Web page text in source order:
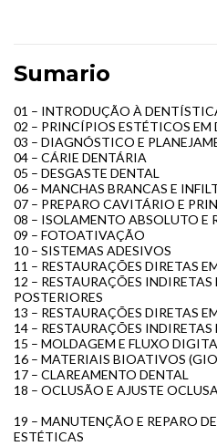
Sumario
01 – INTRODUÇÃO À
02 – PRINCÍPIOS ESTÉTICOS
03 – DIAGNÓSTICO E
04 – CÁRIE DENTÁRIA
05 – DESGASTE DENTAL
06 – MANCHAS BRANCAS E
07 – PREPARO CAVITÁRIO E
08 – ISOLAMENTO ABSOLUTO E
09 – FOTOATIVAÇÃO
10 – SISTEMAS ADESIVOS
11 – RESTAURAÇÕES DIRETAS
12 – RESTAURAÇÕES INDIRETAS
POSTERIORES
13 – RESTAURAÇÕES DIRETAS
14 – RESTAURAÇÕES
15 – MOLDAGEM E FLUXO
16 – MATERIAIS BIOATIVOS
17 – CLAREAMENTO DENTAL
18 – OCLUSÃO E AJUSTE
19 – MANUTENÇÃO E REPARO
ESTÉTICAS